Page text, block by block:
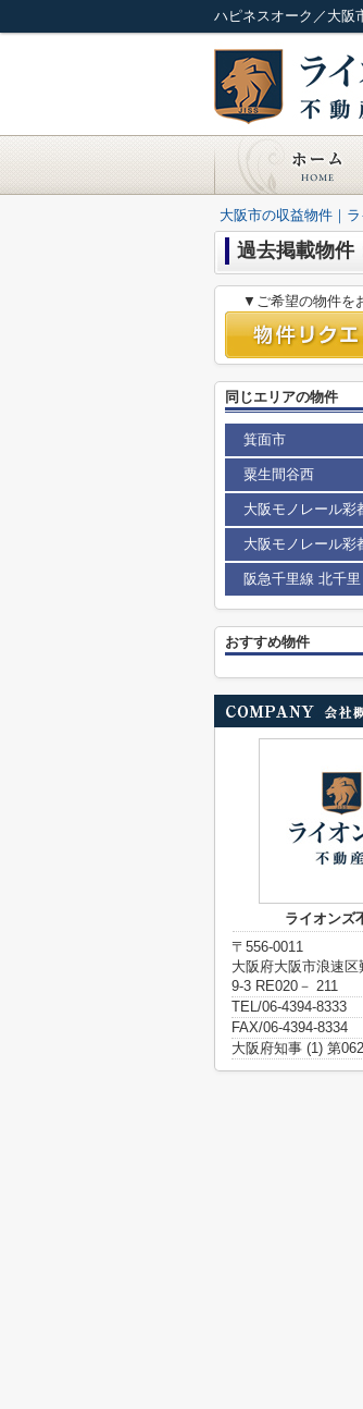
ハピネスオーク／大阪
大阪市の収益物件｜
過去掲載物件
▼ご希望の物件を
同じエリアの物件
箕面市
粟生間谷西
大阪モノレール彩
大阪モノレール彩
阪急千里線 北千里
おすすめ物件
ライオンズ
〒556-0011
大阪府大阪市浪速区
9-3 RE020－ 211
TEL/06-4394-8333
FAX/06-4394-8334
大阪府知事 (1) 第